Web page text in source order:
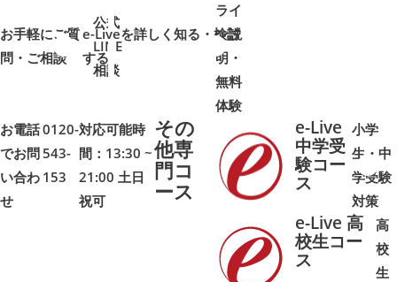
公式
LINE
相談
お手軽にご質
問・ご相談➜ ➜
ライ
ン説
明・
無料
体験
e-Liveを詳しく知る・検討
する
➜➜
お電話
でお問
い合わ
せ
0120-
543-
153
対応可能時
間：13:30 ~
21:00 土日
祝可
その
他専
門コ
ース
e-Live
中学受
験コー
ス
小学
生・中
学受験
対策
➜➜
e-Live 高
校生コー
ス
高
校
生
➜➜